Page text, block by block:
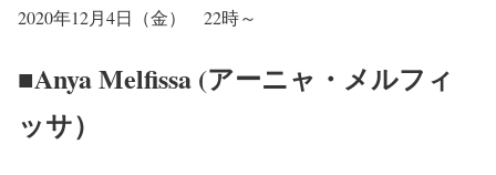
2020年12月4日（金） 22時～
■Anya Melfissa (アーニャ・メルフィ
ッサ）